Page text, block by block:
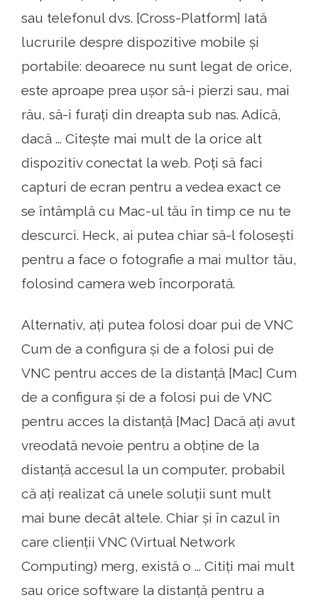
sau telefonul dvs. [Cross-Platform] Iată
lucrurile despre dispozitive mobile și
portabile: deoarece nu sunt legat de orice,
este aproape prea ușor să-i pierzi sau, mai
rău, să-i furați din dreapta sub nas. Adică,
dacă ... Citește mai mult de la orice alt
dispozitiv conectat la web. Poți să faci
capturi de ecran pentru a vedea exact ce
se întâmplă cu Mac-ul tău în timp ce nu te
descurci. Heck, ai putea chiar să-l folosești
pentru a face o fotografie a mai multor tău,
folosind camera web încorporată.
Alternativ, ați putea folosi doar pui de VNC
Cum de a configura și de a folosi pui de
VNC pentru acces de la distanță [Mac] Cum
de a configura și de a folosi pui de VNC
pentru acces la distanță [Mac] Dacă ați avut
vreodată nevoie pentru a obține de la
distanță accesul la un computer, probabil
că ați realizat că unele soluții sunt mult
mai bune decât altele. Chiar și în cazul în
care clienții VNC (Virtual Network
Computing) merg, există o ... Citiți mai mult
sau orice software la distanță pentru a